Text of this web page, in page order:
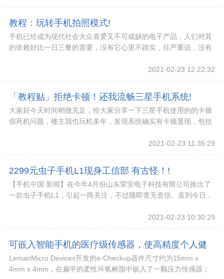
教程：玩转手机拍照模式!
手机已经成为现代社会大众喜爱又不可或缺的电子产品，人们对其
的依赖好比一日三餐的需要，没有它心里不踏实，往严重说，没有
2021-02-23 12:22:32
「教程贴」拒绝卡顿！还我流畅三星手机系统!
大家好今天时间稍微充足，给大家分享一下三星手机使用的的卡顿
假死机问题，楼主我也玩机多年，发现系统确实有卡顿显现，包括
2021-02-23 11:35:29
2299元虫子手机L1现身工信部 有古怪！!
【手机中国 新闻】在今年4月份山东荣安电子科技有限公司推出了
一款虫子手机L1，引起一阵关注，不过随即杳无音信。直到今日，
2021-02-23 10:30:29
可嵌入智能手机的医疗级传感器，使高精度个人健
康监测一手掌握!
LemanMicro Devices开发的e-Checkup器件尺寸约为15mm x
4mm x 4mm，在扁平的柔性环氧树脂中嵌入了一颗压力传感器；